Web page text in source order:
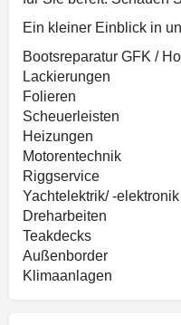
Ein kleiner Einblick in
Bootsreparatur GFK /
Lackierungen
Folieren
Scheuerleisten
Heizungen
Motorentechnik
Riggservice
Yachtelektrik/ -elektronik
Dreharbeiten
Teakdecks
Außenborder
Klimaanlagen